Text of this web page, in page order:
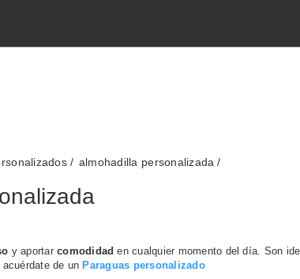
almohadilla personalizada
y aportarcomodidad en cualquier momento del día. Son
de un Paraguas personalizado